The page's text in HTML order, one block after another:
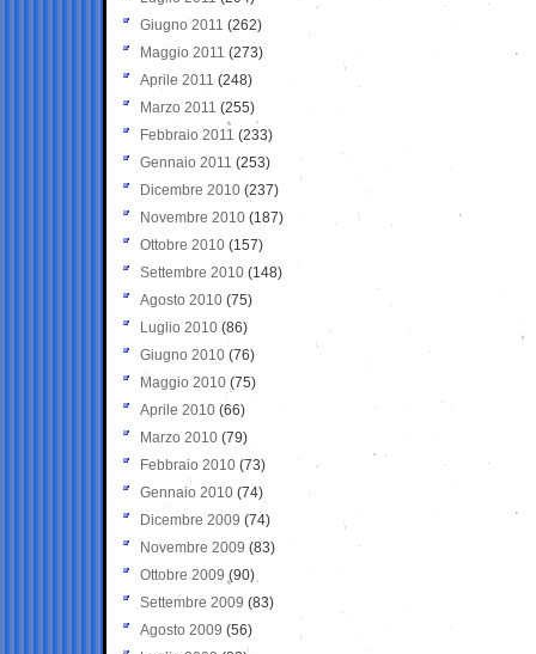
Giugno 2011 (262)
Maggio 2011 (273)
Aprile 2011 (248)
Marzo 2011 (255)
Febbraio 2011 (233)
Gennaio 2011 (253)
Dicembre 2010 (237)
Novembre 2010 (187)
Ottobre 2010 (157)
Settembre 2010 (148)
Agosto 2010 (75)
Luglio 2010 (86)
Giugno 2010 (76)
Maggio 2010 (75)
Aprile 2010 (66)
Marzo 2010 (79)
Febbraio 2010 (73)
Gennaio 2010 (74)
Dicembre 2009 (74)
Novembre 2009 (83)
Ottobre 2009 (90)
Settembre 2009 (83)
Agosto 2009 (56)